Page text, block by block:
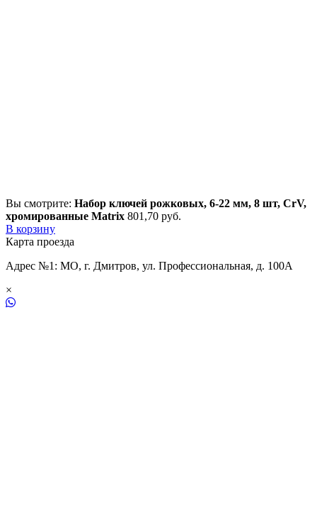
Вы смотрите: Набор ключей рожковых, 6-22 мм, 8 шт, CrV,
хромированные Matrix 801,70 руб.
В корзину
Карта проезда
Адрес №1: МО, г. Дмитров, ул. Профессиональная, д. 100А
×